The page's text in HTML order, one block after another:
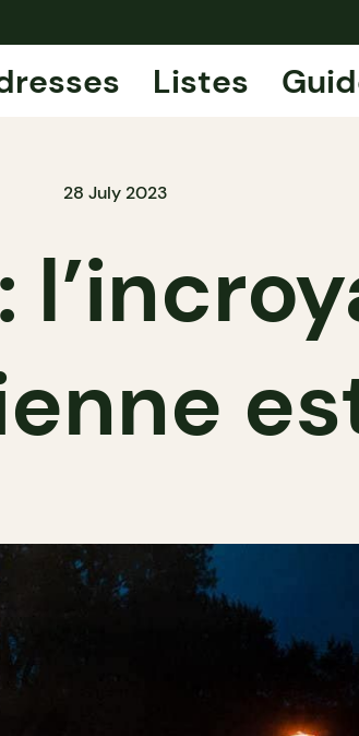
Listes
28 July 2023